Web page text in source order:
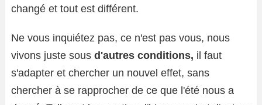
changé et tout est différent.
Ne vous inquiétez pas, ce n'est pas vous, nous
vivons juste sous d'autres conditions, il faut
s'adapter et chercher un nouvel effet, sans
chercher à se rapprocher de ce que l'été nous a